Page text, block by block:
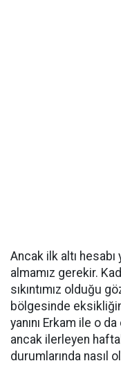
Ancak ilk altı
almamız gerekir.
sıkıntımız olduğu
bölgesinde
yanını Erkam ile o
ancak ilerleyen
durumlarında nasıl